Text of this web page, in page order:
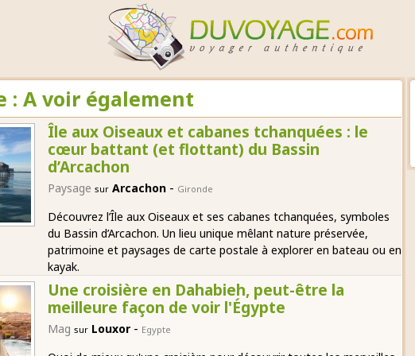
: A voir également
Île aux Oiseaux et cabanes tchanquées : le
cœur battant (et flottant) du Bassin
d’Arcachon
Paysage sur Arcachon - Gironde
Découvrez l’Île aux Oiseaux et ses cabanes tchanquées, symboles
du Bassin d’Arcachon. Un lieu unique mêlant nature préservée,
patrimoine et paysages de carte postale à explorer en bateau ou en
kayak.
Une croisière en Dahabieh, peut-être la
meilleure façon de voir l'Égypte
Mag sur Louxor - Egypte